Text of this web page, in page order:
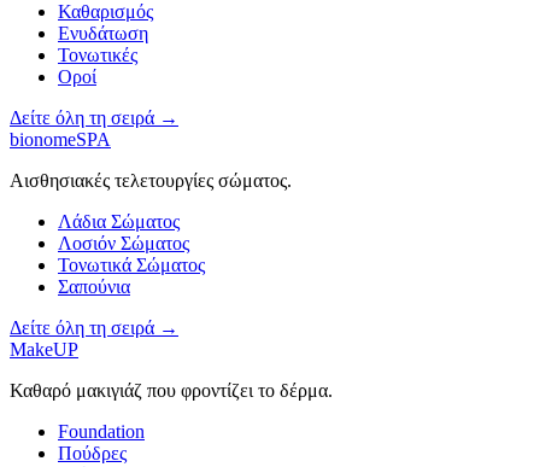
Καθαρισμός
Ενυδάτωση
Τονωτικές
Οροί
Δείτε όλη τη σειρά →
bionomeSPA
Αισθησιακές τελετουργίες σώματος.
Λάδια Σώματος
Λοσιόν Σώματος
Τονωτικά Σώματος
Σαπούνια
Δείτε όλη τη σειρά →
MakeUP
Καθαρό μακιγιάζ που φροντίζει το δέρμα.
Foundation
Πούδρες